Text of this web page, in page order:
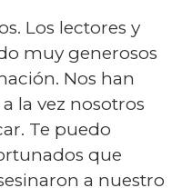
Los lectores y
muy generosos
Nos han
la vez nosotros
Te puedo
que
a nuestro